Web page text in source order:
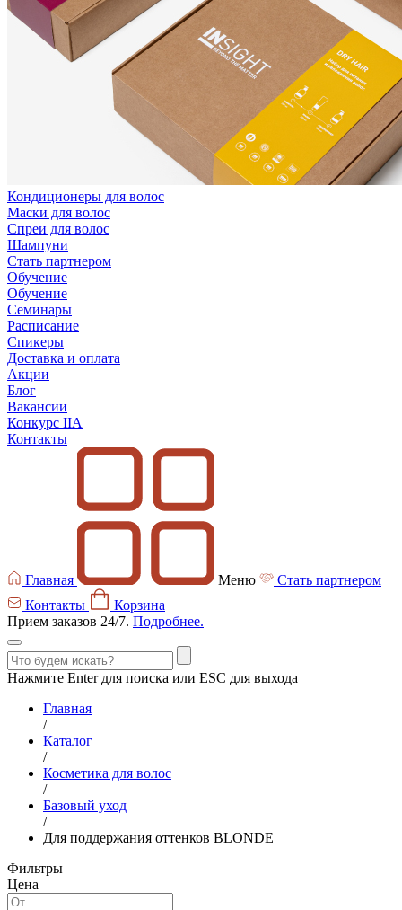
Кондиционеры для волос
Маски для волос
Спреи для волос
Шампуни
Стать партнером
Обучение
Обучение
Семинары
Расписание
Спикеры
Доставка и оплата
Акции
Блог
Вакансии
Конкурс IIA
Контакты
Главная Меню
Стать партнером
Контакты
Корзина
Прием заказов 24/7. Подробнее.
Нажмите Enter для поиска или ESC для выхода
Главная
/
Каталог
/
Косметика для волос
/
Базовый уход
/
Для поддержания оттенков BLONDE
Фильтры
Цена